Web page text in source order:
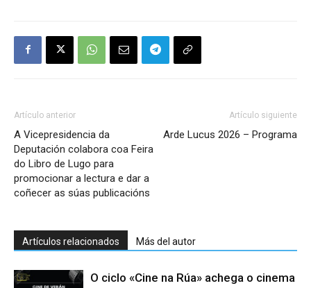
Artículo anterior
A Vicepresidencia da
Deputación colabora coa Feira
do Libro de Lugo para
promocionar a lectura e dar a
coñecer as súas publicacións
Artículo siguiente
Arde Lucus 2026 – Programa
Artículos relacionados Más del autor
O ciclo «Cine na Rúa» achega o cinema